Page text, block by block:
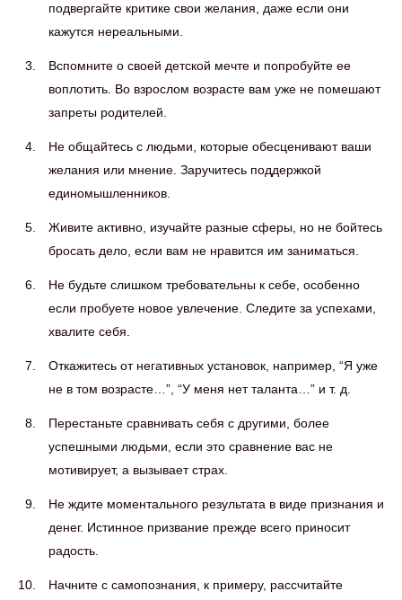
подвергайте критике свои желания, даже если они
кажутся нереальными.
Вспомните о своей детской мечте и попробуйте ее
воплотить. Во взрослом возрасте вам уже не помешают
запреты родителей.
Не общайтесь с людьми, которые обесценивают ваши
желания или мнение. Заручитесь поддержкой
единомышленников.
Живите активно, изучайте разные сферы, но не бойтесь
бросать дело, если вам не нравится им заниматься.
Не будьте слишком требовательны к себе, особенно
если пробуете новое увлечение. Следите за успехами,
хвалите себя.
Откажитесь от негативных установок, например, “Я уже
не в том возрасте…”, “У меня нет таланта…” и т. д.
Перестаньте сравнивать себя с другими, более
успешными людьми, если это сравнение вас не
мотивирует, а вызывает страх.
Не ждите моментального результата в виде признания и
денег. Истинное призвание прежде всего приносит
радость.
Начните с самопознания, к примеру, рассчитайте